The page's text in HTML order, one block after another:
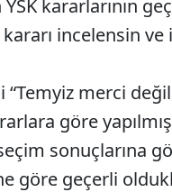
YSK kararlarının
incelensin
“Temyiz merci
göre
sonuçlarına
göre geçerli